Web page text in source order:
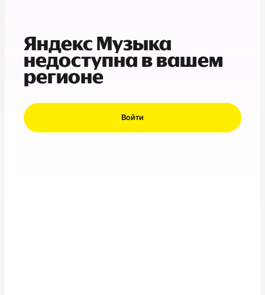
Яндекс Музыка
недоступна в вашем
регионе
Войти